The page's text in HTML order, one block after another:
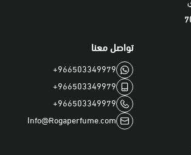
تواصل معنا
+966503349979
+966503349979
+966503349979
Info@Rogaperfume.com